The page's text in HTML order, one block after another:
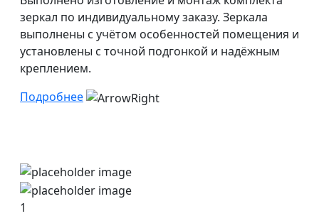
зеркал по индивидуальному заказу. Зеркала
выполнены с учётом особенностей помещения и
установлены с точной подгонкой и надёжным
креплением.
Подробнее
1